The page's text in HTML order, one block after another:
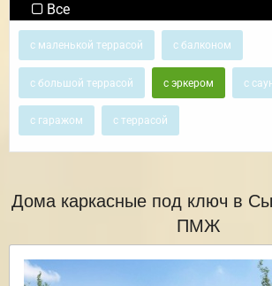
Все
с маленькой террасой с балконом
с большой террасой с эркером с
с гаражом с террасой
Дома каркасные под ключ в
ПМЖ